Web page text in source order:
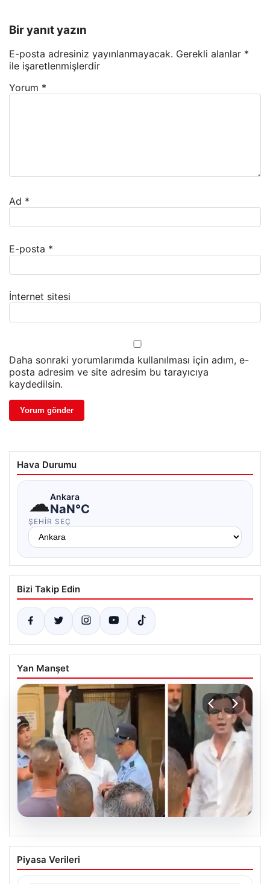
Bir yanıt yazın
E-posta adresiniz yayınlanmayacak. Gerekli alanlar *
ile işaretlenmişlerdir
Yorum *
Ad *
E-posta *
İnternet sitesi
Daha sonraki yorumlarımda kullanılması için adım, e-
posta adresim ve site adresim bu tarayıcıya
kaydedilsin.
Hava Durumu
☁Ankara
NaN°C
ŞEHIR SEÇ
Bizi Takip Edin
Yan Manşet
KKTC’de toplu cinsel saldırı davasında 5
sanığa toplam 55 yıl hapis
Piyasa Verileri